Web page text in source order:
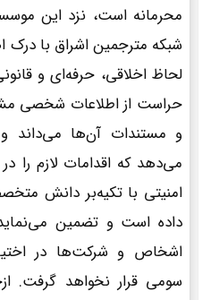
محرمانه است، نزد این
شبکه مترجمین اشراق با درک
لحاظ اخلاقی، حرفه‌ای و
حراست از اطلاعات شخصی
و مستندات آن‌ها می‌داند و
می‌دهد که اقدامات لازم را
امنیتی با تکیه‌بر دانش
داده است و تضمین
اشخاص و شرکت‌ها در
سومی قرار نخواهد گرفت.